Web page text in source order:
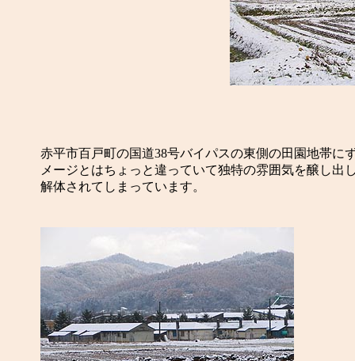
赤平市百戸町の国道38号バイパスの東側の田園地帯
メージとはちょっと違っていて独特の雰囲気を醸し出
解体されてしまっています。